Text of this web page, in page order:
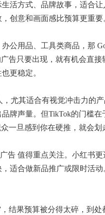
活方式、品牌故事，适合
创意和画面感比预算更重要
公用品、工具类商品，那
告只要出现，就有机会直接
更稳定。
尤其适合有视觉冲击力的
牌声量。但TikTok的门槛
一旦感到你在硬推，就会划
告 值得重点关注。小红书
适合做新品推广或限时活
结果预算被分得太碎，到